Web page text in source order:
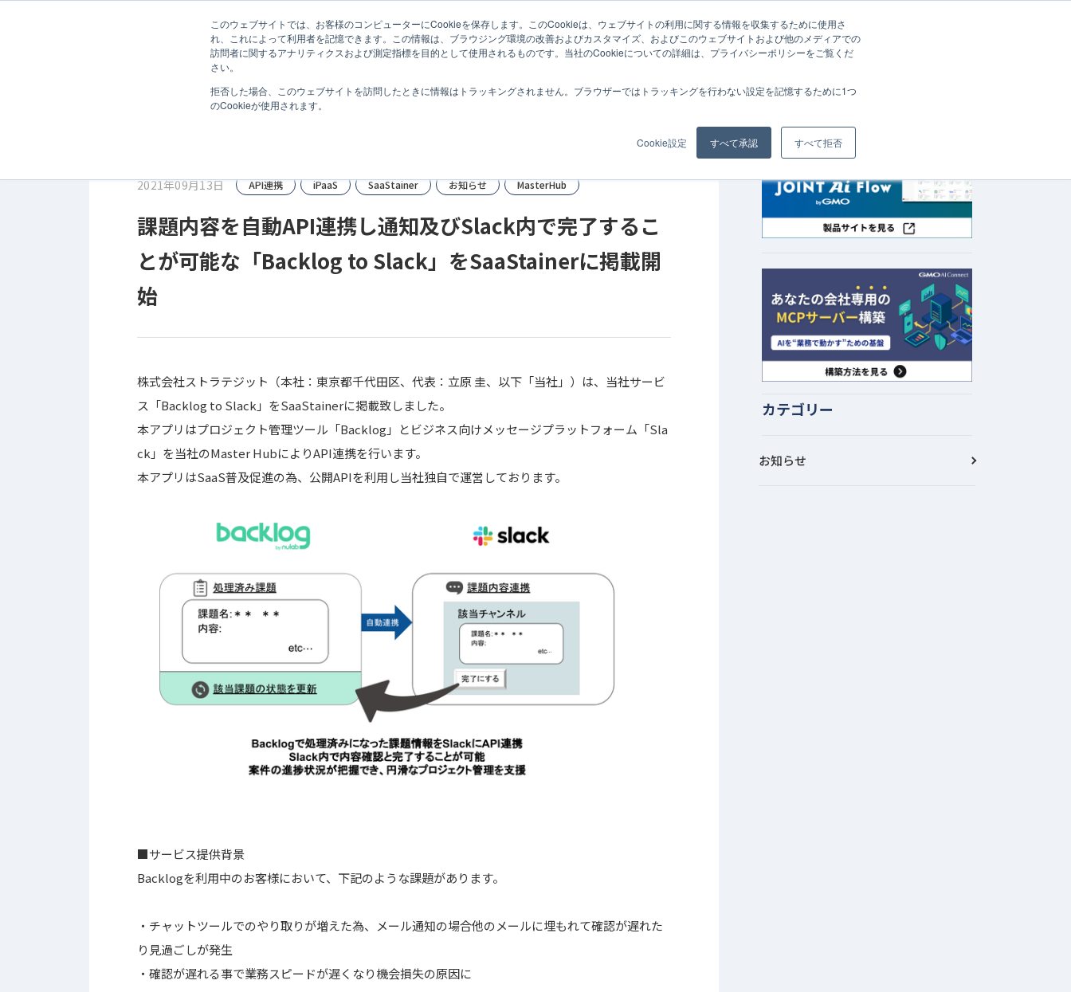
このウェブサイトでは、お客様のコンピューターにCookieを保存します。このCookieは、ウェブサイトの利用に関する情報を収集するために使用さ
れ、これによって利用者を記憶できます。この情報は、ブラウジング環境の改善およびカスタマイズ、およびこのウェブサイトおよび他のメディアでの
訪問者に関するアナリティクスおよび測定指標を目的として使用されるものです。当社のCookieについての詳細は、プライバシーポリシーをご覧くだ
さい。
拒否した場合、このウェブサイトを訪問したときに情報はトラッキングされません。ブラウザーではトラッキングを行わない設定を記憶するために1つ
のCookieが使用されます。
Cookie設定 すべて承認 すべて拒否
サービス紹介 事例 コラム お知らせ 私たちについて 採用情報 会社概要 お問い合わせ
API連携 MasterHub SaaStainer iPaaS 課題内容を自動API連携し通知及びSlack内で完了することが可能な「Backlog to Slack」をSaaStainerに掲載開始
2021年09月13日 API連携 iPaaS SaaStainer お知らせ MasterHub
課題内容を自動API連携し通知及びSlack内で完了するこ
とが可能な「Backlog to Slack」をSaaStainerに掲載開
始
株式会社ストラテジット（本社：東京都千代田区、代表：立原 圭、以下「当社」）は、当社サービ
ス「Backlog to Slack」をSaaStainerに掲載致しました。
本アプリはプロジェクト管理ツール「Backlog」とビジネス向けメッセージプラットフォーム「Sla
ck」を当社のMaster HubによりAPI連携を行います。
本アプリはSaaS普及促進の為、公開APIを利用し当社独自で運営しております。
■サービス提供背景
Backlogを利用中のお客様において、下記のような課題があります。
・チャットツールでのやり取りが増えた為、メール通知の場合他のメールに埋もれて確認が遅れた
り見過ごしが発生
・確認が遅れる事で業務スピードが遅くなり機会損失の原因に
カテゴリー
お知らせ